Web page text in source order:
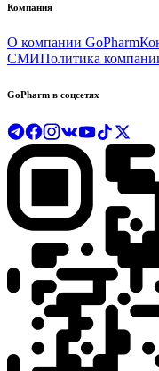
Компания
О компании GoPharm
СМИПолитика
GoPharm в соцсетях